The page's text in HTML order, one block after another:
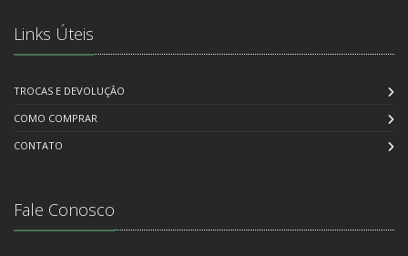
Links Úteis
TROCAS E DEVOLUÇÃO
COMO COMPRAR
CONTATO
Fale Conosco